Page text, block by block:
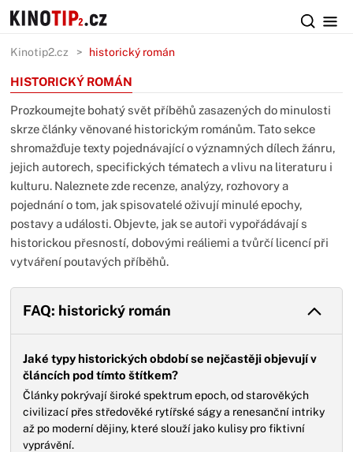
Kinotip2.cz historický román
HISTORICKÝ ROMÁN
Prozkoumejte bohatý svět příběhů zasazených do minulosti
skrze články věnované historickým románům. Tato sekce
shromažďuje texty pojednávající o významných dílech žánru,
jejich autorech, specifických tématech a vlivu na literaturu i
kulturu. Naleznete zde recenze, analýzy, rozhovory a
pojednání o tom, jak spisovatelé oživují minulé epochy,
postavy a události. Objevte, jak se autoři vypořádávají s
historickou přesností, dobovými reáliemi a tvůrčí licencí při
vytváření poutavých příběhů.
FAQ: historický román
Jaké typy historických období se nejčastěji objevují v
článcích pod tímto štítkem?
Články pokrývají široké spektrum epoch, od starověkých
civilizací přes středověké rytířské ságy a renesanční intriky
až po moderní dějiny, které slouží jako kulisy pro fiktivní
vyprávění.